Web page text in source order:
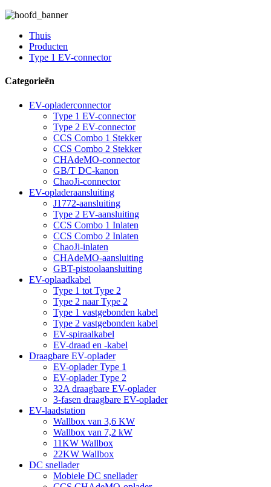
Thuis
Producten
Type 1 EV-connector
Categorieën
EV-opladerconnector
Type 1 EV-connector
Type 2 EV-connector
CCS Combo 1 Stekker
CCS Combo 2 Stekker
CHAdeMO-connector
GB/T DC-kanon
ChaoJi-connector
EV-opladeraansluiting
J1772-aansluiting
Type 2 EV-aansluiting
CCS Combo 1 Inlaten
CCS Combo 2 Inlaten
ChaoJi-inlaten
CHAdeMO-aansluiting
GBT-pistoolaansluiting
EV-oplaadkabel
Type 1 tot Type 2
Type 2 naar Type 2
Type 1 vastgebonden kabel
Type 2 vastgebonden kabel
EV-spiraalkabel
EV-draad en -kabel
Draagbare EV-oplader
EV-oplader Type 1
EV-oplader Type 2
32A draagbare EV-oplader
3-fasen draagbare EV-oplader
EV-laadstation
Wallbox van 3,6 KW
Wallbox van 7,2 kW
11KW Wallbox
22KW Wallbox
DC snellader
Mobiele DC snellader